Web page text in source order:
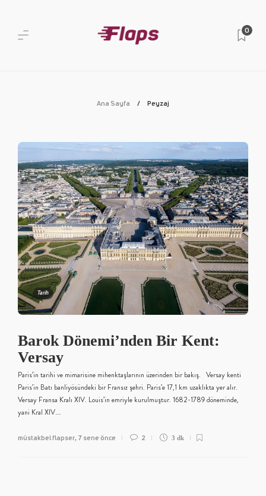
0
Ana Sayfa Peyzaj
Tarih
Barok Dönemi’nden Bir Kent:
Versay
Paris’in tarihi ve mimarisine mihenktaşlarının üzerinden bir bakış. Versay kenti
Paris’in Batı banliyösündeki bir Fransız şehri. Paris’e 17,1 km uzaklıkta yer alır.
Versay Fransa Kralı XIV. Louis’in emriyle kurulmuştur. 1682-1789 döneminde,
yani Kral XIV….
müstakbel flapser, 7 sene önce 2 3 dk